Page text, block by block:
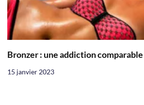
Bronzer : une addiction comparable
15 janvier 2023